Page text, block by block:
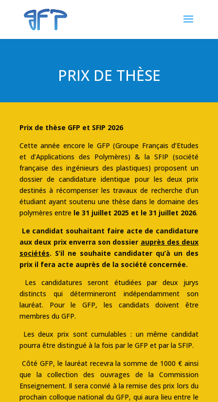
PRIX DE THÈSE
Prix de thèse GFP et SFIP 2026
Cette année encore le GFP (Groupe Français d’Etudes
et d’Applications des Polymères) & la SFIP (société
française des ingénieurs des plastiques) proposent un
dossier de candidature identique pour les deux prix
destinés à récompenser les travaux de recherche d’un
étudiant ayant soutenu une thèse dans le domaine des
polymères entre le 31 juillet 2025 et le 31 juillet 2026.
Le candidat souhaitant faire acte de candidature
aux deux prix enverra son dossier auprès des deux
sociétés. S’il ne souhaite candidater qu’à un des
prix il fera acte auprès de la société concernée.
Les candidatures seront étudiées par deux jurys
distincts qui détermineront indépendamment son
lauréat. Pour le GFP, les candidats doivent être
membres du GFP.
Les deux prix sont cumulables : un même candidat
pourra être distingué à la fois par le GFP et par la SFIP.
Côté GFP, le lauréat recevra la somme de 1000 € ainsi
que la collection des ouvrages de la Commission
Enseignement. Il sera convié à la remise des prix lors du
prochain colloque national du GFP, qui aura lieu entre le